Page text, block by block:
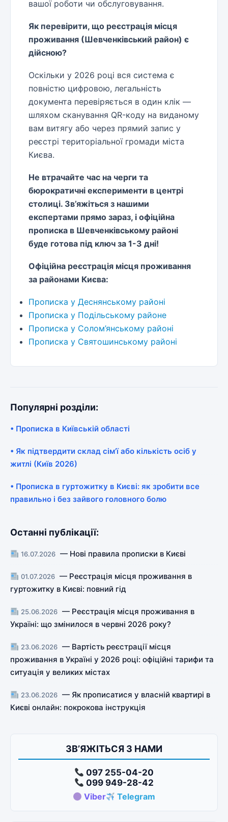
вашої роботи чи обслуговування.
Як перевірити, що реєстрація місця
проживання (Шевченківський район) є
дійсною?
Оскільки у 2026 році вся система є
повністю цифровою, легальність
документа перевіряється в один клік —
шляхом сканування QR-коду на виданому
вам витягу або через прямий запис у
реєстрі територіальної громади міста
Києва.
Не втрачайте час на черги та
бюрократичні експерименти в центрі
столиці. Зв’яжіться з нашими
експертами прямо зараз, і офіційна
прописка в Шевченківському районі
буде готова під ключ за 1-3 дні!
Офіційна реєстрація місця проживання
за районами Києва:
Прописка у Деснянському районі
Прописка у Подільському районе
Прописка у Солом’янському районі
Прописка у Святошинському районі
Популярні розділи:
• Прописка в Київській області
• Як підтвердити склад сім’ї або кількість осіб у
житлі (Київ 2026)
• Прописка в гуртожитку в Києві: як зробити все
правильно і без зайвого головного болю
Останні публікації:
16.07.2026 — Нові правила прописки в Києві
01.07.2026 — Реєстрація місця проживання в
гуртожитку в Києві: повний гід
25.06.2026 — Реєстрація місця проживання в
Україні: що змінилося в червні 2026 року?
23.06.2026 — Вартість реєстрації місця
проживання в Україні у 2026 році: офіційні тарифи та
ситуація у великих містах
23.06.2026 — Як прописатися у власній квартирі в
Києві онлайн: покрокова інструкція
ЗВ’ЯЖІТЬСЯ З НАМИ
097 255-04-20
099 949-28-42
Viber
Telegram